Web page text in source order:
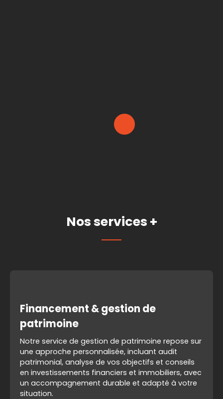
Nos services +
Financement & gestion de
patrimoine
Notre service de gestion de patrimoine repose sur
une approche personnalisée, incluant audit
patrimonial, analyse de vos objectifs et conseils
en investissements financiers et immobiliers, avec
un accompagnement durable et adapté à votre
situation.